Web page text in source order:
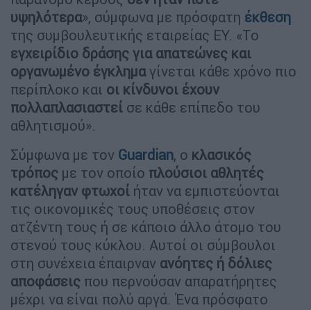
υψηλότερα», σύμφωνα με πρόσφατη έκθεση
της συμβουλευτικής εταιρείας EY. «Το
εγχειρίδιο δράσης για απατεώνες και
οργανωμένο έγκλημαγίνεται κάθε χρόνο πιο
περίπλοκο και οι κίνδυνοι έχουν
πολλαπλασιαστεί σε κάθε επίπεδο του
αθλητισμού».
Σύμφωνα με τον Guardian, ο κλασικός
τρόπος με τον οποίο πλούσιοι αθλητές
κατέληγαν φτωχοί ήταν να εμπιστεύονται
τις οικονομικές τους υποθέσεις στον
ατζέντη τους ή σε κάποιο άλλο άτομο του
στενού τους κύκλου. Αυτοί οι σύμβουλοι
στη συνέχεια έπαιρναν ανόητες ή δόλιες
αποφάσεις που περνούσαν απαρατήρητες
μέχρι να είναι πολύ αργά. Ένα πρόσφατο